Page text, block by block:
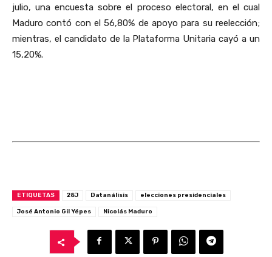
julio, una encuesta sobre el proceso electoral, en el cual
Maduro contó con el 56,80% de apoyo para su reelección;
mientras, el candidato de la Plataforma Unitaria cayó a un
15,20%.
ETIQUETAS 28J Datanálisis elecciones presidenciales
José Antonio Gil Yépes Nicolás Maduro